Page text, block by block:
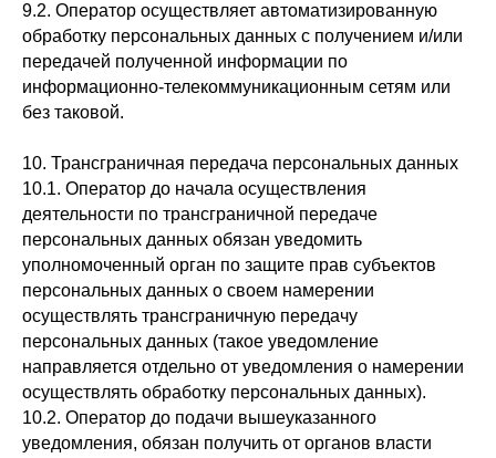
9.2. Оператор осуществляет автоматизированную
обработку персональных данных с получением и/или
передачей полученной информации по
информационно-телекоммуникационным сетям или
без таковой.
10. Трансграничная передача персональных данных
10.1. Оператор до начала осуществления
деятельности по трансграничной передаче
персональных данных обязан уведомить
уполномоченный орган по защите прав субъектов
персональных данных о своем намерении
осуществлять трансграничную передачу
персональных данных (такое уведомление
направляется отдельно от уведомления о намерении
осуществлять обработку персональных данных).
10.2. Оператор до подачи вышеуказанного
уведомления, обязан получить от органов власти